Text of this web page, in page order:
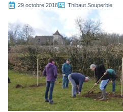
29 octobre 2018 Thibaut Souperbie